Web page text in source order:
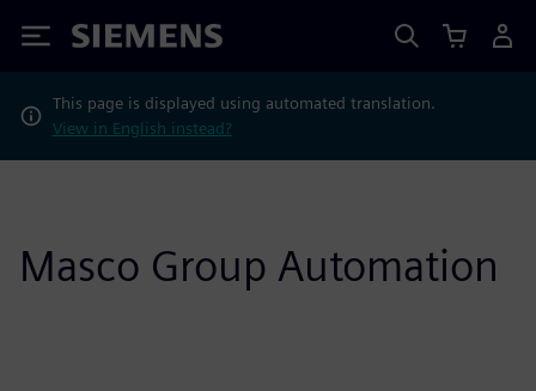
Siemens
This page is displayed using automated translation.
View in English instead?
Masco Group Automation